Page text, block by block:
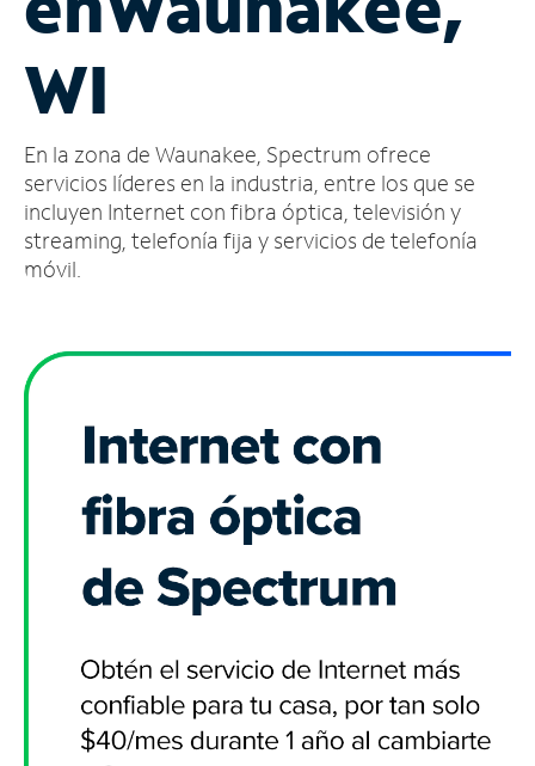
cuenta
Encuentra
tienda
WI
En la zona de Waunakee, Spectrum ofrece
servicios líderes en la industria, entre los que se
incluyen Internet con fibra óptica, televisión y
streaming, telefonía fija y servicios de telefonía
móvil.